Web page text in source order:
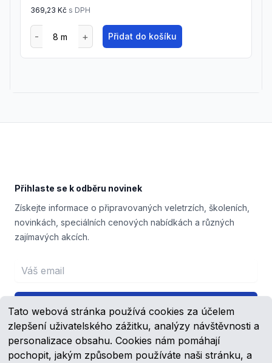
Tato webová stránka používá cookies za účelem
zlepšení uživatelského zážitku, analýzy návštěvnosti a
personalizace obsahu. Cookies nám pomáhají
pochopit, jakým způsobem používáte naši stránku, a
369,23 Kč s DPH
Přidat do košíku
Přihlaste se k odběru novinek
Získejte informace o připravovaných veletrzích, školeních,
novinkách, speciálních cenových nabídkách a různých
zajímavých akcích.
Email address
Přihlášení